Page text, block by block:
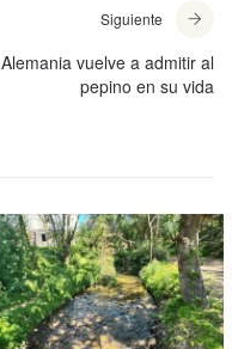
Siguiente
Alemania vuelve a admitir al
pepino en su vida